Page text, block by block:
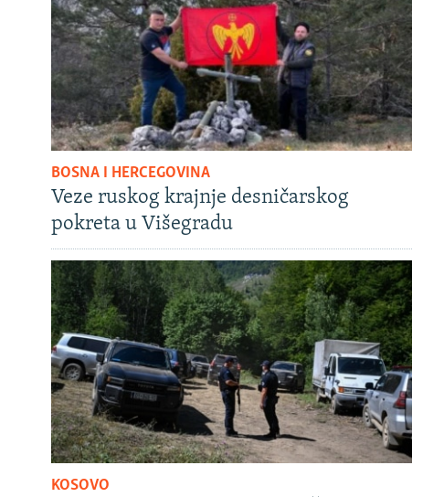
BOSNA I HERCEGOVINA
Veze ruskog krajnje desničarskog
pokreta u Višegradu
KOSOVO